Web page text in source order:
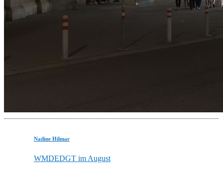
Nadine Hilmar
WMDEDGT im August